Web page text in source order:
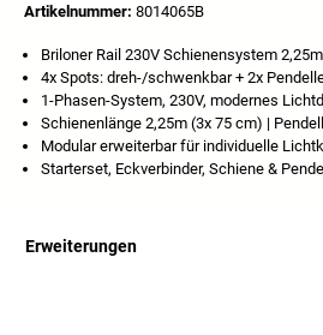
Artikelnummer: 8014065B
Briloner Rail 230V Schienensystem
4x Spots: dreh-/schwenkbar + 2x
1-Phasen-System, 230V, modernes
Schienenlänge 2,25m (3x 75 cm) |
Modular erweiterbar für individuelle
Starterset, Eckverbinder, Schiene &
Erweiterungen